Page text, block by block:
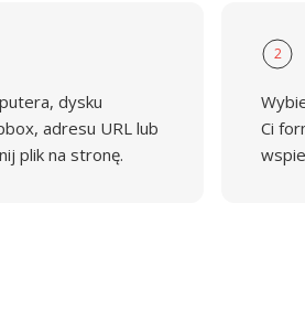
dysku
adresu URL lub
plik na stronę.
2
Ci